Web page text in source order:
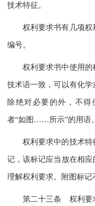
技术特征。
权利要求书有几项
编号。
权利要求书中使用
技术语一致，可以有化学
除绝对必要的外，不
者“如图……所示”的用语。
权利要求中的技术
记，该标记应当放在相
理解权利要求。附图标记
第二十三条 权利要